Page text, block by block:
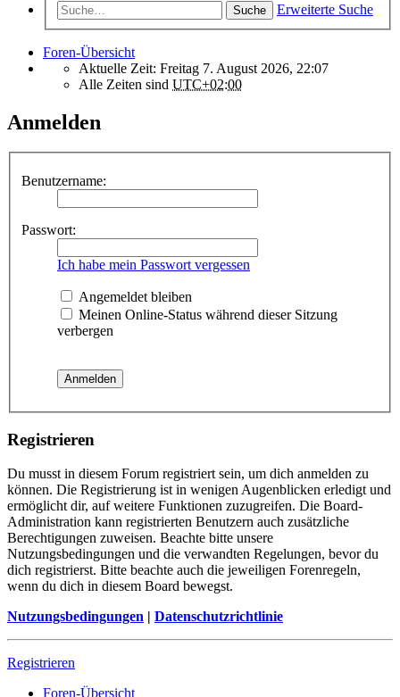
Suche Erweiterte Suche
Foren-Übersicht
Aktuelle Zeit: Freitag 7. August 2026, 22:07
Alle Zeiten sind UTC+02:00
Anmelden
Benutzername:
Passwort:
Ich habe mein Passwort vergessen
Angemeldet bleiben
Meinen Online-Status während dieser Sitzung
verbergen
Registrieren
Du musst in diesem Forum registriert sein, um dich anmelden zu
können. Die Registrierung ist in wenigen Augenblicken erledigt und
ermöglicht dir, auf weitere Funktionen zuzugreifen. Die Board-
Administration kann registrierten Benutzern auch zusätzliche
Berechtigungen zuweisen. Beachte bitte unsere
Nutzungsbedingungen und die verwandten Regelungen, bevor du
dich registrierst. Bitte beachte auch die jeweiligen Forenregeln,
wenn du dich in diesem Board bewegst.
Nutzungsbedingungen | Datenschutzrichtlinie
Registrieren
Foren-Übersicht